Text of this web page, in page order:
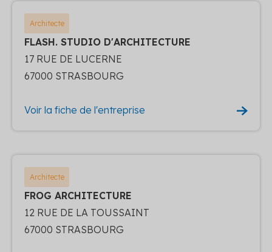
Architecte
FLASH. STUDIO D'ARCHITECTURE
17 RUE DE LUCERNE
67000 STRASBOURG
Voir la fiche de l'entreprise
Architecte
FROG ARCHITECTURE
12 RUE DE LA TOUSSAINT
67000 STRASBOURG